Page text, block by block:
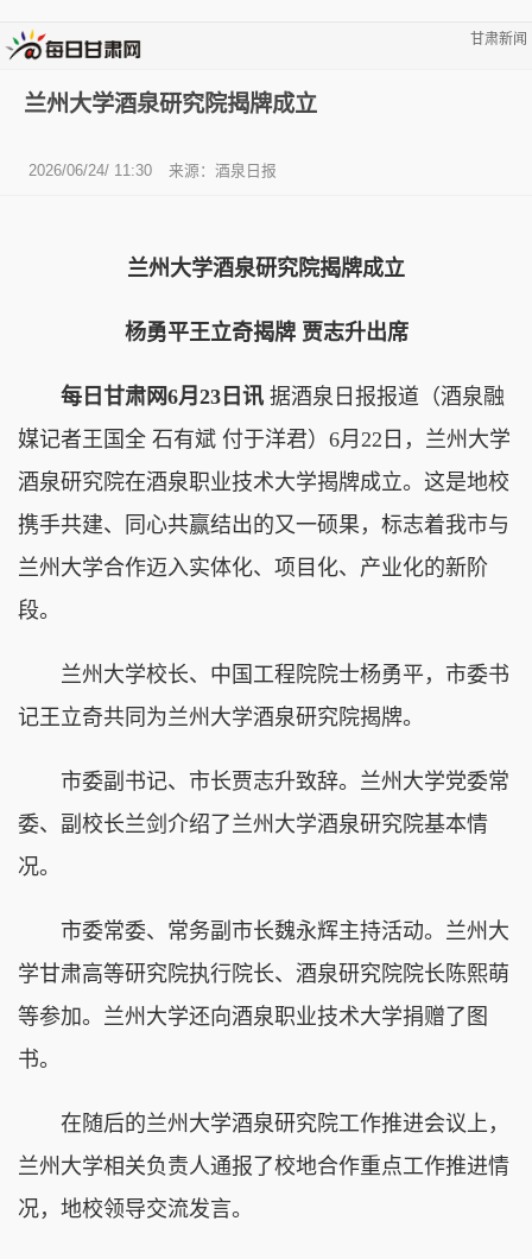
甘肃新闻
兰州大学酒泉研究院揭牌成立
2026/06/24/ 11:30 来源：酒泉日报
兰州大学酒泉研究院揭牌成立
杨勇平王立奇揭牌 贾志升出席
每日甘肃网6月23日讯 据酒泉日报报道（酒泉融
媒记者王国全 石有斌 付于洋君）6月22日，兰州大学
酒泉研究院在酒泉职业技术大学揭牌成立。这是地校
携手共建、同心共赢结出的又一硕果，标志着我市与
兰州大学合作迈入实体化、项目化、产业化的新阶
段。
兰州大学校长、中国工程院院士杨勇平，市委书
记王立奇共同为兰州大学酒泉研究院揭牌。
市委副书记、市长贾志升致辞。兰州大学党委常
委、副校长兰剑介绍了兰州大学酒泉研究院基本情
况。
市委常委、常务副市长魏永辉主持活动。兰州大
学甘肃高等研究院执行院长、酒泉研究院院长陈熙萌
等参加。兰州大学还向酒泉职业技术大学捐赠了图
书。
在随后的兰州大学酒泉研究院工作推进会议上，
兰州大学相关负责人通报了校地合作重点工作推进情
况，地校领导交流发言。